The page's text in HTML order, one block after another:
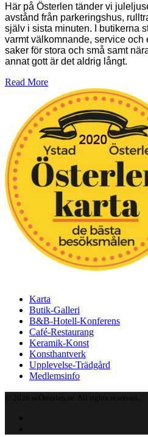
Här på Österlen tänder vi
avstånd från parkeringshus,
själv i sista minuten. I butikerna
varmt välkomnande, service och
saker för stora och små samt
annat gott är det aldrig långt.
Read More
Karta
Butik-Galleri
B&B-Hotell-Konferens
Café-Restaurang
Keramik-Konst
Konsthantverk
Upplevelse-Trädgård
Medlemsinfo
© 2026 seÖsterlen.se. All rights reserved.